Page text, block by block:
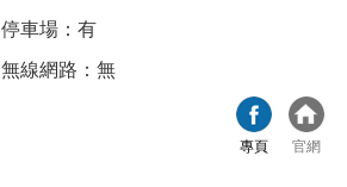
停車場：有
無線網路：無
專頁 官網